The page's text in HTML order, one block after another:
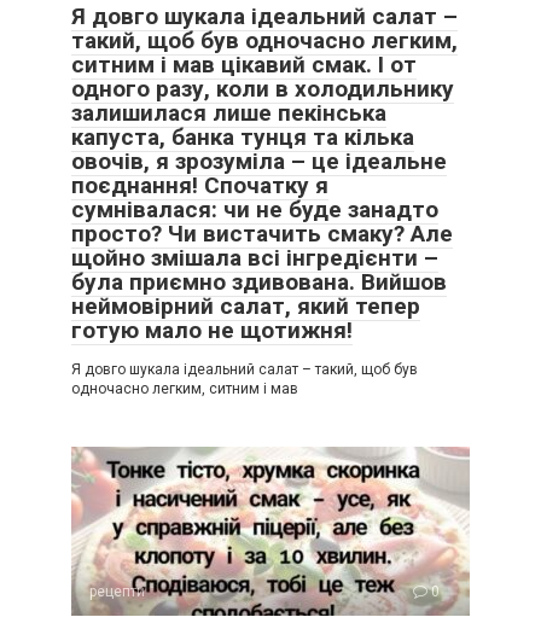
Я довго шукала ідеальний салат –
такий, щоб був одночасно легким,
ситним і мав цікавий смак. І от
одного разу, коли в холодильнику
залишилася лише пекінська
капуста, банка тунця та кілька
овочів, я зрозуміла – це ідеальне
поєднання! Спочатку я
сумнівалася: чи не буде занадто
просто? Чи вистачить смаку? Але
щойно змішала всі інгредієнти –
була приємно здивована. Вийшов
неймовірний салат, який тепер
готую мало не щотижня!
Я довго шукала ідеальний салат – такий, щоб був
одночасно легким, ситним і мав
рецепти 0